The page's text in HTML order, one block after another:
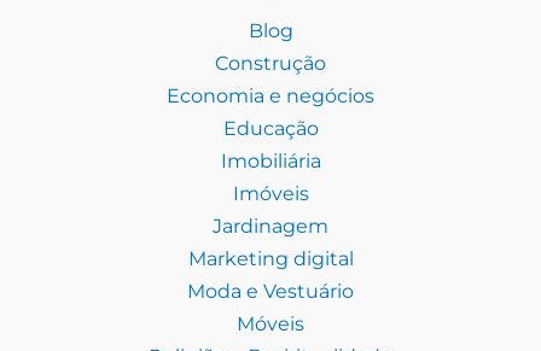
Blog
Construção
Economia e negócios
Educação
Imobiliária
Imóveis
Jardinagem
Marketing digital
Moda e Vestuário
Móveis